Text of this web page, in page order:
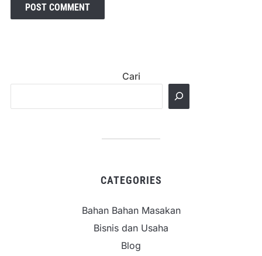
Cari
CATEGORIES
Bahan Bahan Masakan
Bisnis dan Usaha
Blog